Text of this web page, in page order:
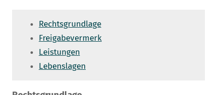
Rechtsgrundlage
Freigabevermerk
Leistungen
Lebenslagen